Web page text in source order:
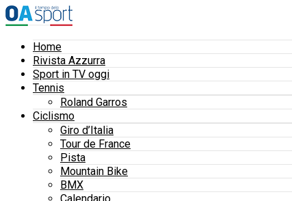
Home
Rivista Azzurra
Sport in TV oggi
Tennis
Roland Garros
Ciclismo
Giro d’Italia
Tour de France
Pista
Mountain Bike
BMX